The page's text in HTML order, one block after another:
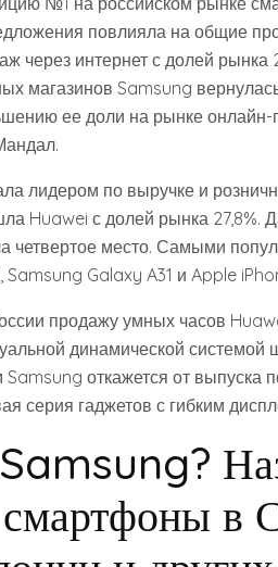
повлияла на общие
через интернет с долей рынка
магазинов Samsung
ее доли на рынке
лидером по выручке и
Huawei с долей рынка 27,8%.
четвертое место. Самыми
Galaxy A31 и Apple
продажу умных часов
динамической
откажется от выпуска
серия гаджетов с гибким
смартфоны